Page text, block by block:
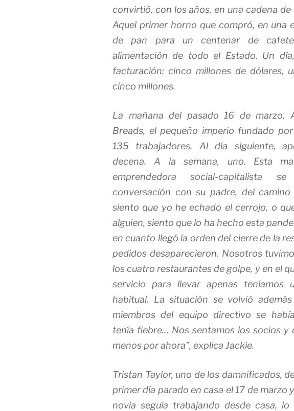
convirtió, con los años, en una cadena
Aquel primer horno que compró, en una
de pan para un centenar de
alimentación de todo el Estado. Un
facturación: cinco millones de dólares,
cinco millones.
La mañana del pasado 16 de marzo,
Breads, el pequeño imperio fundado
135 trabajadores. Al día siguiente,
decena. A la semana, uno. Esta
emprendedora social-capitalista
conversación con su padre, del camino
siento que yo he echado el cerrojo, o
alguien, siento que lo ha hecho esta
en cuanto llegó la orden del cierre de la
pedidos desaparecieron. Nosotros
los cuatro restaurantes de golpe, y en el
servicio para llevar apenas teníamos
habitual. La situación se volvió
miembros del equipo directivo se
tenía fiebre… Nos sentamos los socios y
menos por ahora”, explica Jackie.
Tristan Taylor, uno de los damnificados,
primer día parado en casa el 17 de marzo
novia seguía trabajando desde casa,